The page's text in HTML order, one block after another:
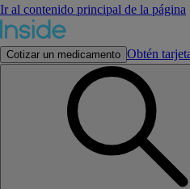
Ir al contenido principal de la página
Cotizar un medicamento Obtén